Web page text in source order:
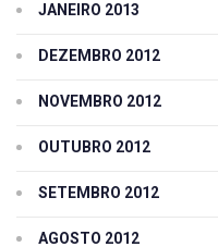
JANEIRO 2013
DEZEMBRO 2012
NOVEMBRO 2012
OUTUBRO 2012
SETEMBRO 2012
AGOSTO 2012